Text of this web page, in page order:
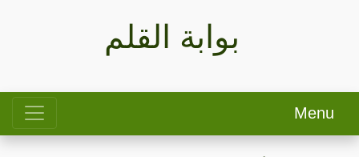
بوابة القلم
Menu